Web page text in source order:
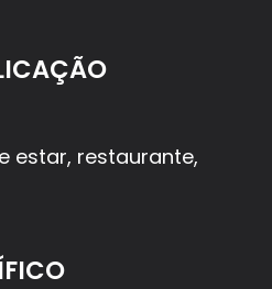
estar, restaurante,